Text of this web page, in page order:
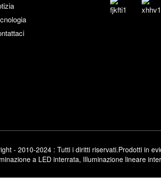
- 2010-2024 : Tutti i diritti riservati.Prodotti in
a LED interrata, Illuminazione lineare